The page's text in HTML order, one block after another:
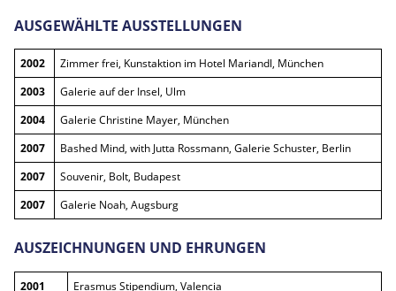
AUSGEWÄHLTE AUSSTELLUNGEN
2002
Zimmer frei, Kunstaktion im Hotel Mariandl, München
2003
Galerie auf der Insel, Ulm
2004
Galerie Christine Mayer, München
2007
Bashed Mind, with Jutta Rossmann, Galerie Schuster, Berlin
2007
Souvenir, Bolt, Budapest
2007
Galerie Noah, Augsburg
AUSZEICHNUNGEN UND EHRUNGEN
2001 Erasmus Stipendium, Valencia